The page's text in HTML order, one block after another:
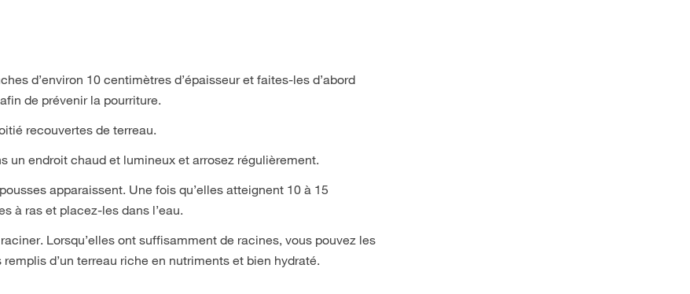
d’environ 10 centimètres d’épaisseur et faites-les d’abord
de prévenir la pourriture.
recouvertes de terreau.
un endroit chaud et lumineux et arrosez régulièrement.
apparaissent. Une fois qu’elles atteignent 10 à 15
à ras et placez-les dans l’eau.
Lorsqu’elles ont suffisamment de racines, vous pouvez les
d’un terreau riche en nutriments et bien hydraté.